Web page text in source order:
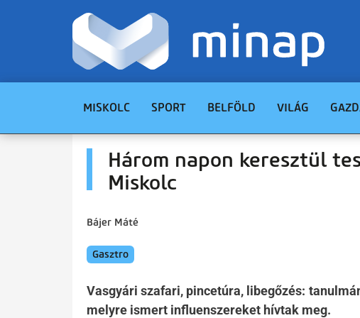
MISKOLC SPORT BELFÖLD VILÁG
Három napon keresztül
Miskolc
Bájer Máté
Gasztro
Vasgyári szafari, pincetúra, libegőzés:
melyre ismert influenszereket hívtak meg.